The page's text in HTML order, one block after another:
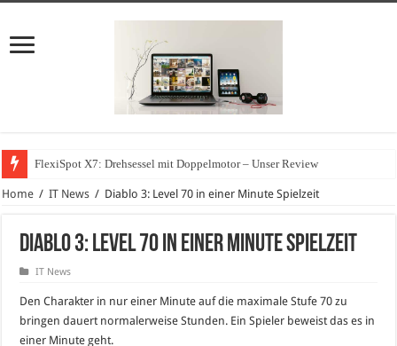
FlexiSpot X7: Drehsessel mit Doppelmotor – Unser Review
Home / IT News / Diablo 3: Level 70 in einer Minute Spielzeit
Diablo 3: Level 70 in einer Minute Spielzeit
IT News
Den Charakter in nur einer Minute auf die maximale Stufe 70 zu
bringen dauert normalerweise Stunden. Ein Spieler beweist das es in
einer Minute geht.